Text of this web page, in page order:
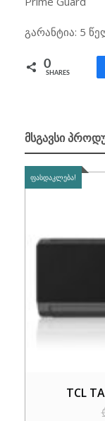
გარანტია: 5
0
SHARES
ᲛᲡᲒᲐᲕᲡᲘ
ᲤᲐᲡᲓᲐᲙᲚᲔᲑᲐ!
TCL